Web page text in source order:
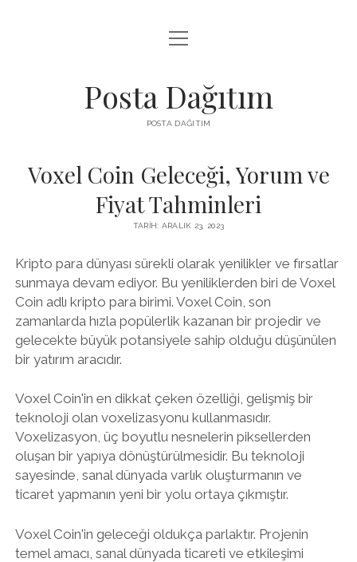
INSTAGRAM GIZLI HIKAYE İZLE
PARASIZ TWITTER BEĞENI YÜKSELTME
menüyü
aç
Posta Dağıtım
POSTA DAĞITIM
Voxel Coin Geleceği, Yorum ve
Fiyat Tahminleri
TARIH: ARALIK 23, 2023
Kripto para dünyası sürekli olarak yenilikler ve fırsatlar
sunmaya devam ediyor. Bu yeniliklerden biri de Voxel
Coin adlı kripto para birimi. Voxel Coin, son
zamanlarda hızla popülerlik kazanan bir projedir ve
gelecekte büyük potansiyele sahip olduğu düşünülen
bir yatırım aracıdır.
Voxel Coin'in en dikkat çeken özelliği, gelişmiş bir
teknoloji olan voxelizasyonu kullanmasıdır.
Voxelizasyon, üç boyutlu nesnelerin piksellerden
oluşan bir yapıya dönüştürülmesidir. Bu teknoloji
sayesinde, sanal dünyada varlık oluşturmanın ve
ticaret yapmanın yeni bir yolu ortaya çıkmıştır.
Voxel Coin'in geleceği oldukça parlaktır. Projenin
temel amacı, sanal dünyada ticareti ve etkileşimi